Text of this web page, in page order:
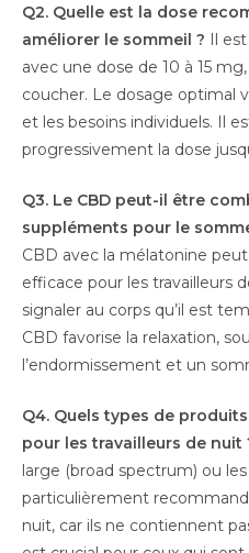
Q2. Quelle est la dose
améliorer le sommeil ? Il
avec une dose de 10 à 15
coucher. Le dosage optimal
et les besoins individuels. Il
progressivement la dose
Q3. Le CBD peut-il être
suppléments pour le
CBD avec la mélatonine
efficace pour les travailleurs
signaler au corps qu’il est
CBD favorise la relaxation,
l’endormissement et un
Q4. Quels types de
pour les travailleurs de nuit
large (broad spectrum) ou
particulièrement
nuit, car ils ne contiennent